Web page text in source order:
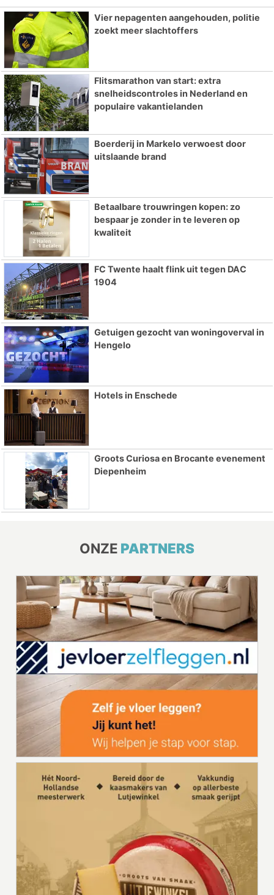
Vier nepagenten aangehouden, politie
zoekt meer slachtoffers
Flitsmarathon van start: extra
snelheidscontroles in Nederland en
populaire vakantielanden
Boerderij in Markelo verwoest door
uitslaande brand
Betaalbare trouwringen kopen: zo
bespaar je zonder in te leveren op
kwaliteit
FC Twente haalt flink uit tegen DAC
1904
Getuigen gezocht van woningoverval in
Hengelo
Hotels in Enschede
Groots Curiosa en Brocante evenement
Diepenheim
ONZE PARTNERS